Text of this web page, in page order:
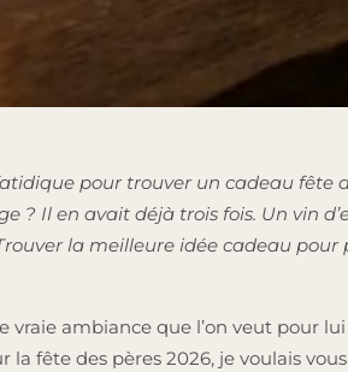
pour trouver un cadeau fête
? Il en avait déjà trois fois. Un vin
la meilleure idée cadeau pour
ambiance que l’on veut pour lui
fête des pères 2026, je voulais